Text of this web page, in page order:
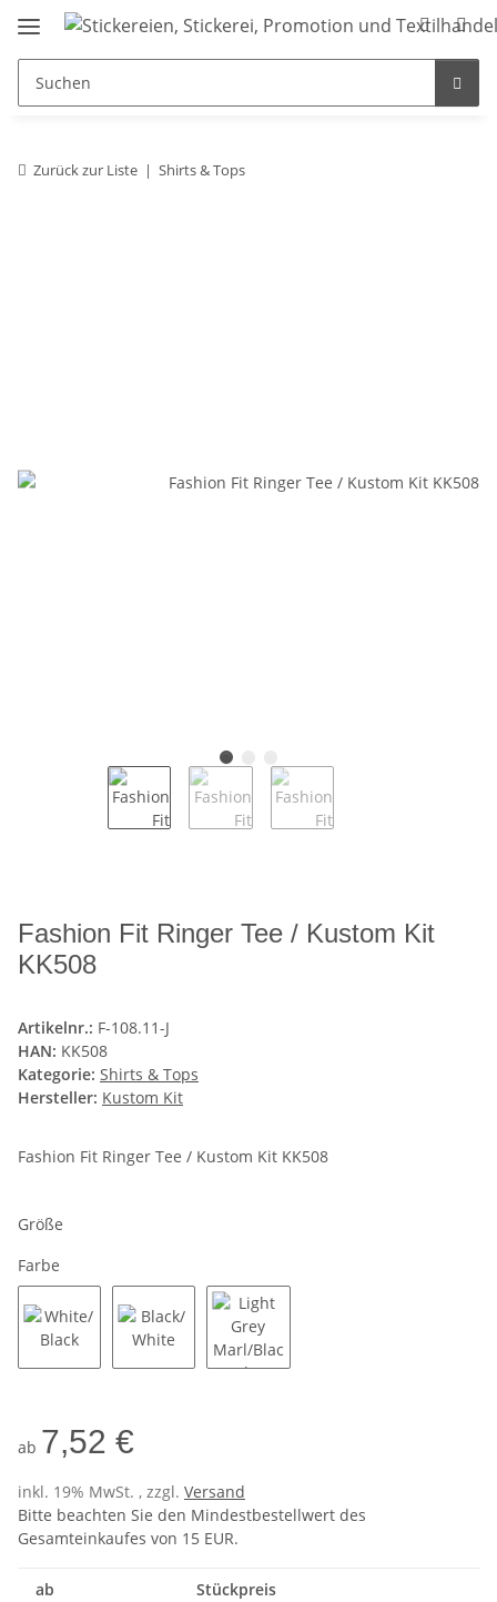
Zurück zur Liste Shirts & Tops
Fashion Fit Ringer Tee / Kustom Kit
KK508
Artikelnr.: F-108.11-J
HAN: KK508
Kategorie: Shirts & Tops
Hersteller: Kustom Kit
Fashion Fit Ringer Tee / Kustom Kit KK508
Größe
Farbe
ab 7,52 €
inkl. 19% MwSt. , zzgl. Versand
Bitte beachten Sie den Mindestbestellwert des
Gesamteinkaufes von 15 EUR.
ab Stückpreis